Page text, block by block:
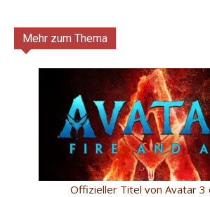
Mehr zum Thema
Offizieller Titel von Avatar 3